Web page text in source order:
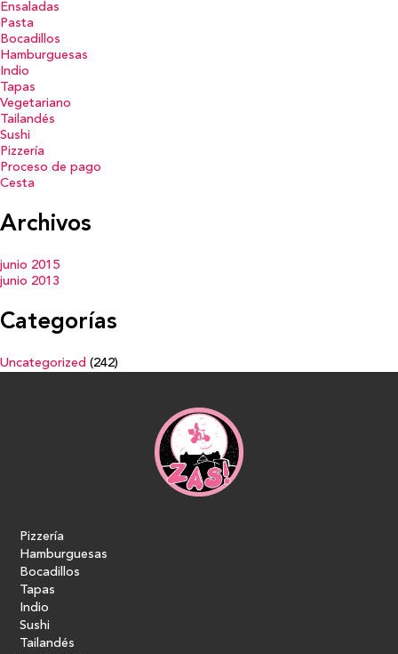
Ensaladas
Pasta
Bocadillos
Hamburguesas
Indio
Tapas
Vegetariano
Tailandés
Sushi
Pizzería
Proceso de pago
Cesta
Archivos
junio 2015
junio 2013
Categorías
Uncategorized (242)
Pizzería
Hamburguesas
Bocadillos
Tapas
Indio
Sushi
Tailandés